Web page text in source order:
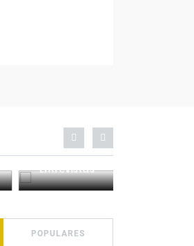
Análises
POPULARES